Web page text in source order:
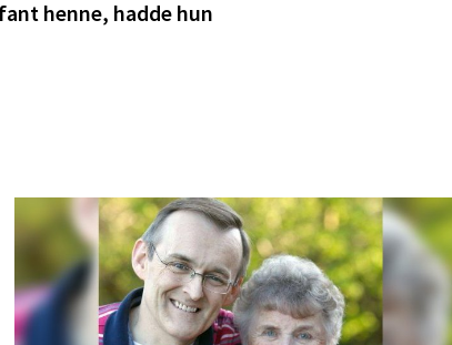
henne, hadde hun